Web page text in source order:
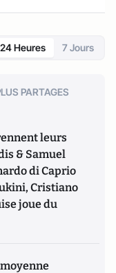
24 Heures 7 Jours
PARTAGES
leurs
& Samuel
di Caprio
Cristiano
joue du